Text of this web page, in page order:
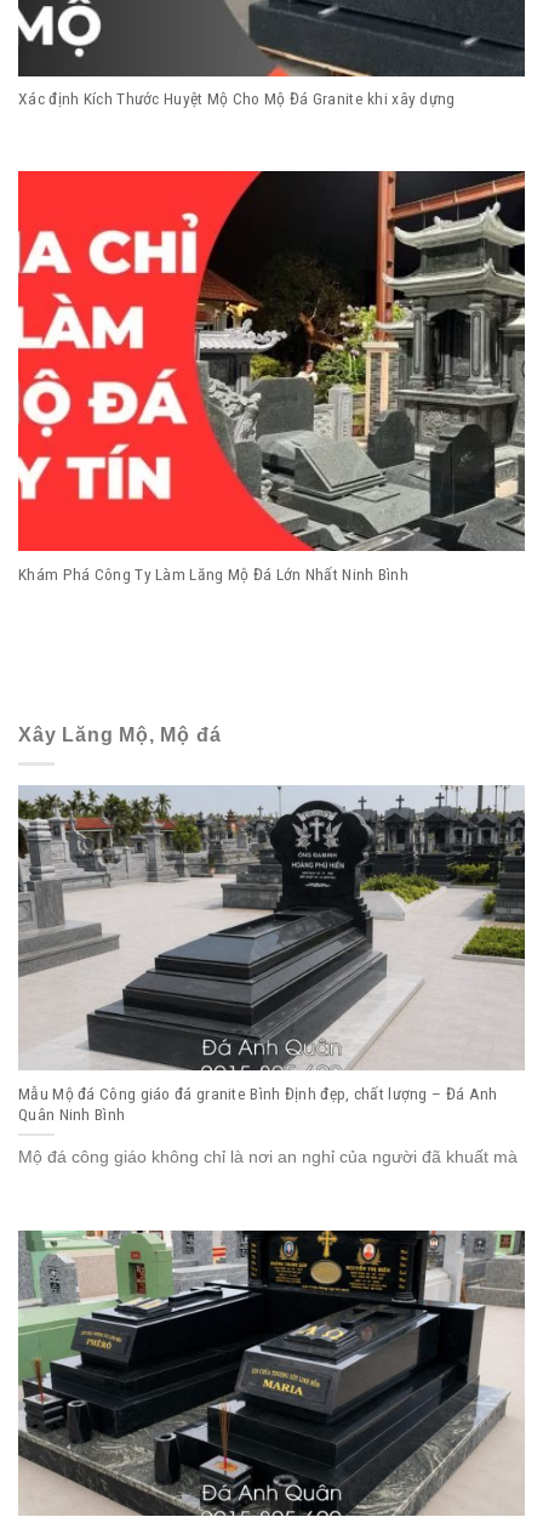
Xác định Kích Thước Huyệt Mộ Cho Mộ Đá Granite khi xây dựng
Khám Phá Công Ty Làm Lăng Mộ Đá Lớn Nhất Ninh Bình
Xây Lăng Mộ, Mộ đá
Mẫu Mộ đá Công giáo đá granite Bình Định đẹp, chất lượng – Đá Anh
Quân Ninh Bình
Mộ đá công giáo không chỉ là nơi an nghỉ của người đã khuất mà